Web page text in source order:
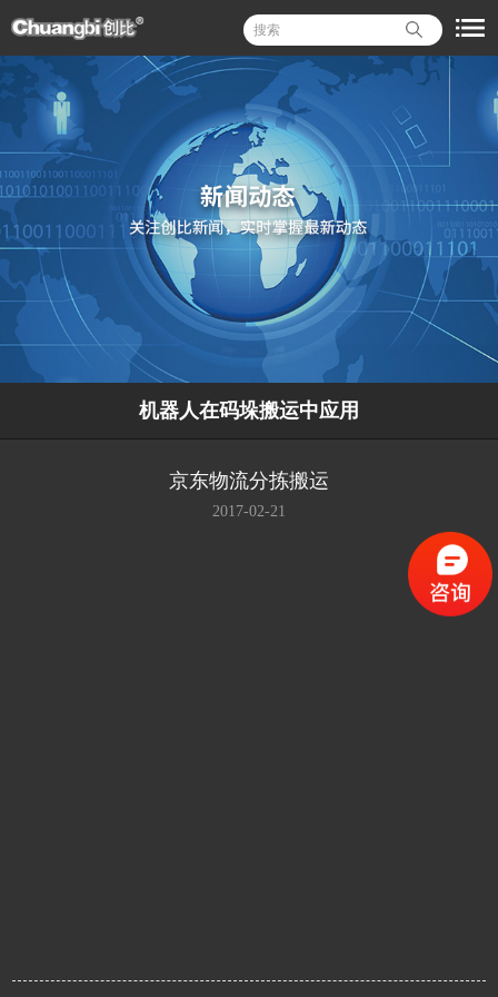
机器人在码垛搬运中应用
京东物流分拣搬运
2017-02-21